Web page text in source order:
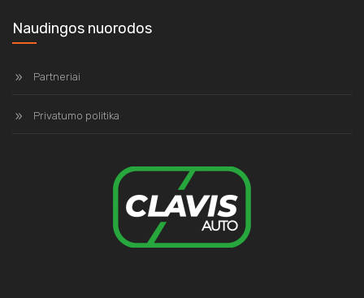
Naudingos nuorodos
Partneriai
Privatumo politika